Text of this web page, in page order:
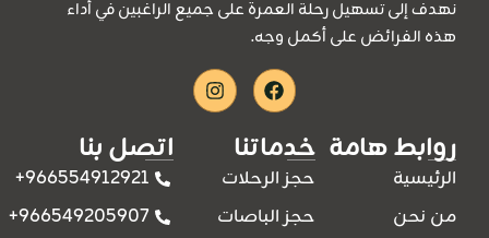
نهدف إلى تسهيل رحلة العمرة على جميع الراغبين في أداء
هذه الفرائض على أكمل وجه.
Facebook
Instagram
روابط هامة
الرئيسية
من نحن
خدماتنا
حجز الرحلات
حجز الباصات
اتصل بنا
966554912921+
966549205907+